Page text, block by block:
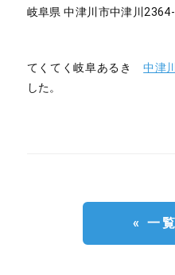
岐阜県 中津川市中津川
てくてく岐阜あるき中津
した。
« 一